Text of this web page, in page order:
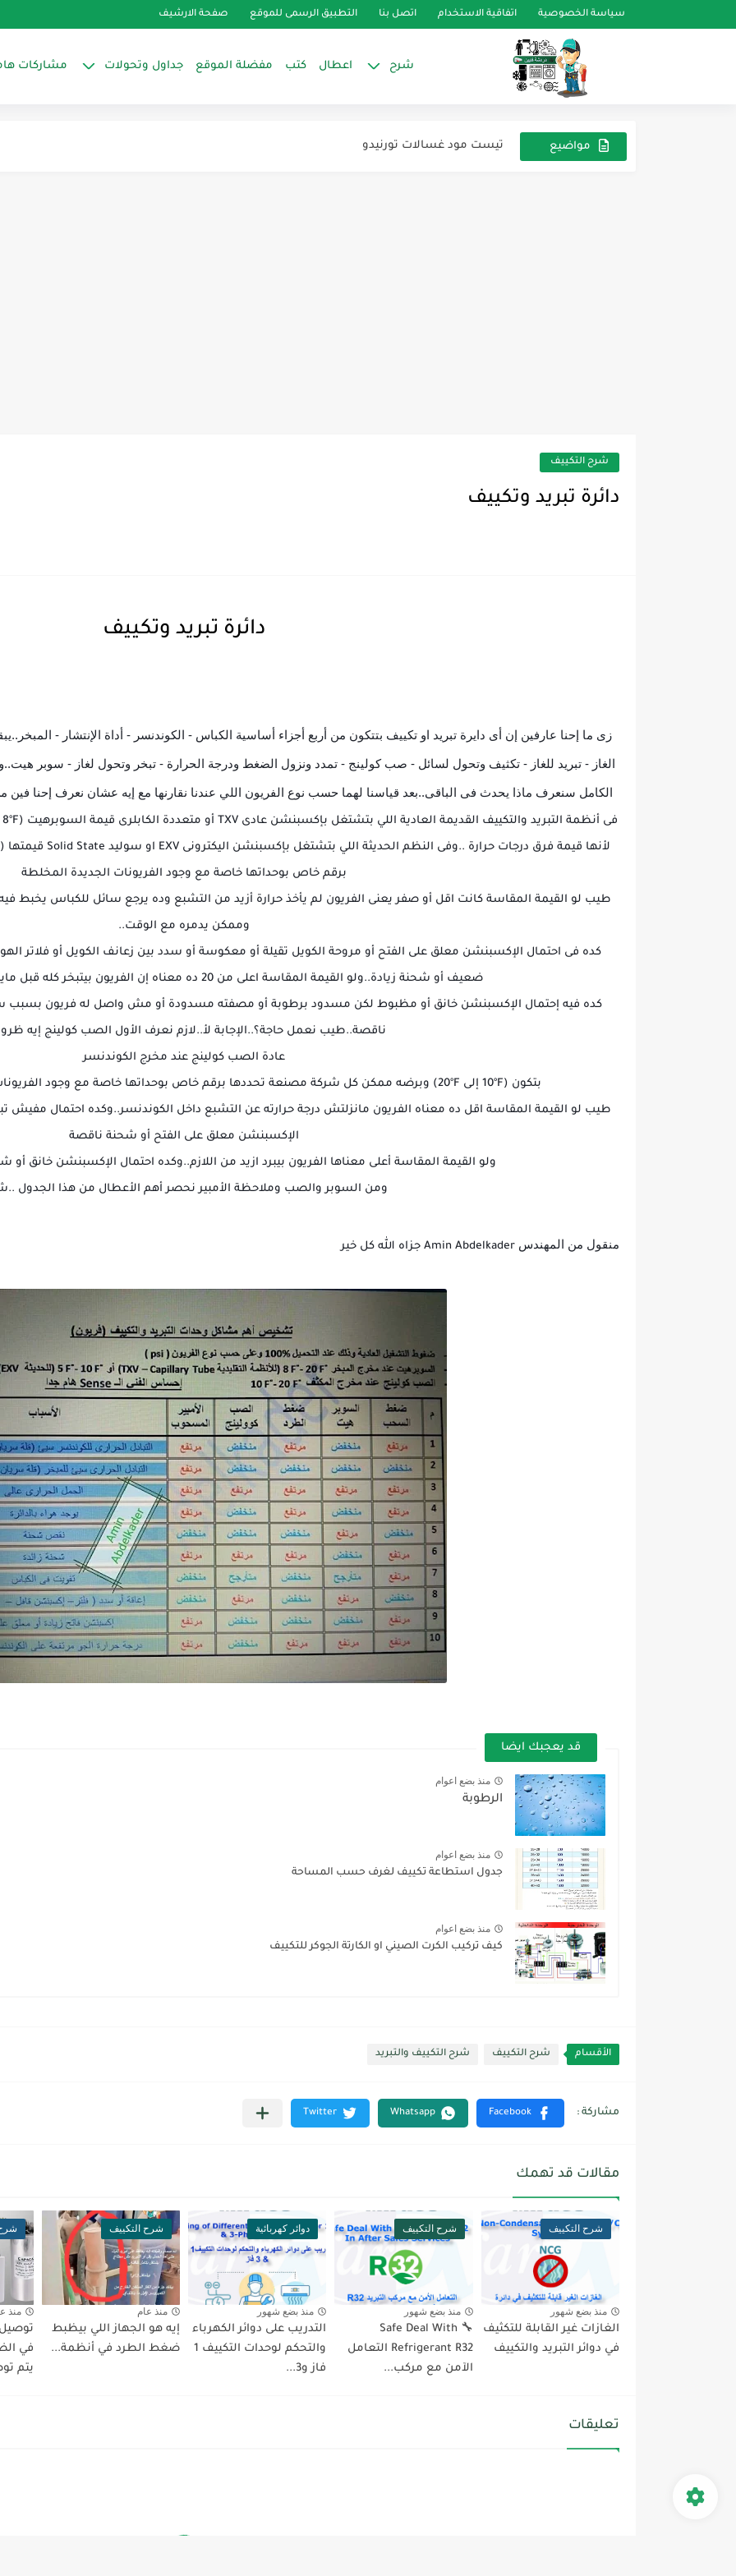
سياسة الخصوصية اتفاقية الاستخدام اتصل بنا التطبيق الرسمى للموقع صفحة الارشيف
شرح اعطال كتب مفضلة الموقع جداول وتحولات مشاركات
مواضيع
الفك و التركيب و الأجزاء الداخلية لغسالة تورنيدو
شرح التكييف
دائرة تبريد وتكييف
دائرة تبريد وتكييف
زى ما إحنا عارفين إن أى دايرة تبريد او تكييف بتتكون من أربع أجزاء أساسية الكباس - الكوندنسر - أداة الإنتشار -
الغاز - تبريد للغاز - تكثيف وتحول لسائل - صب كولينج - تمدد ونزول الضغط ودرجة الحرارة - تبخر وتحول لغاز - سوبر
الكامل سنعرف ماذا يحدث فى الباقى..بعد قياسنا لهما حسب نوع الفريون اللي عندنا نقارنها مع إيه عشان نعرف إحنا
برقم خاص بوحداتها خاصة مع وجود الفريونات الجديدة المخلطة
طيب لو القيمة المقاسة كانت اقل أو صفر يعنى الفريون لم يأخذ حرارة أزيد من التشبع وده يرجع سائل للكباس يخبط فيه
وممكن يدمره مع الوقت..
كده فى احتمال الإكسبنشن معلق على الفتح أو مروحة الكويل تقيلة أو معكوسة أو سدد بين زعانف الكويل أو فلاتر
ضعيف أو شحنة زيادة..ولو القيمة المقاسة اعلى من 20 ده معناه إن الفريون بيتبخر كله قبل مايكمل سريان فى المبخر
كده فيه إحتمال الإكسبنشن خانق أو مظبوط لكن مسدود برطوبة أو مصفته مسدودة أو مش واصل له فريون بسبب سدد
ناقصة..طيب نعمل حاجة؟..الإجابة لأ..لازم نعرف الأول الصب كولينج إيه
عادة الصب كولينج عند مخرج الكوندنسر
بتكون (10ºF إلى 20ºF) وبرضه ممكن كل شركة مصنعة تحددها برقم خاص بوحداتها خاصة مع وجود الفريونات الجديدة المخلطة من كذا فريون
طيب لو القيمة المقاسة اقل ده معناه الفريون مانزلتش درجة حرارته عن التشبع داخل الكوندنسر..وكده احتمال
الإكسبنشن معلق على الفتح أو شحنة ناقصة
ولو القيمة المقاسة أعلى معناها الفريون بيبرد ازيد من اللازم..وكده احتمال الإكسبنشن خانق أو
ومن السوبر والصب وملاحظة الأمبير نحصر أهم الأعطال من هذا الجدول
منقول من المهندس Amin Abdelkader جزاه الله كل خير
قد يعجبك ايضا
منذ بضع اعوام
الرطوبة
منذ بضع اعوام
جدول استطاعة تكييف لغرف حسب المساحة
منذ بضع اعوام
كيف تركيب الكرت الصيني او الكارتة الجوكر للتكييف
الأقسام شرح التكييف شرح التكييف والتبريد
مقالات قد تهمك
شرح التكييف
منذ بضع شهور
الغازات غير القابلة للتكثيف
في دوائر التبريد والتكييف
شرح التكييف
منذ بضع شهور
🔧 Safe Deal With
Refrigerant R32 التعامل
الآمن مع مركب...
دوائر كهربائية
منذ بضع شهور
التدريب على دوائر الكهرباء
والتحكم لوحدات التكييف 1
فاز و3...
شرح التكييف
منذ عام
إيه هو الجهاز اللي بيظبط
ضغط الطرد في أنظمة...
منذ
يتم
تعليقات